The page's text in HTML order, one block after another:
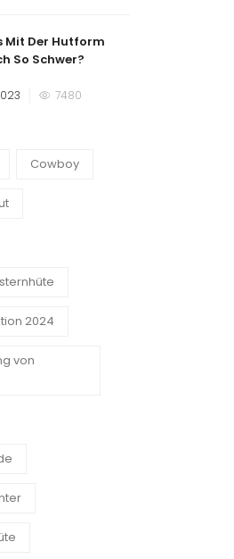
Mit Der Hutform
So Schwer?
7480
Cowboy
2024
von